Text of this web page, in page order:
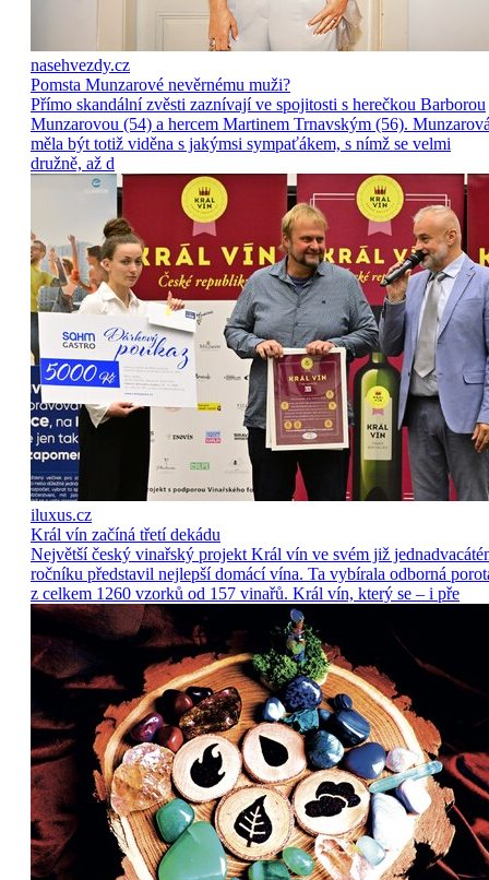
nasehvezdy.cz
Pomsta Munzarové nevěrnému muži?
Přímo skandální zvěsti zaznívají ve spojitosti s herečkou Barborou
Munzarovou (54) a hercem Martinem Trnavským (56).
měla být totiž viděna s jakýmsi sympaťákem, s nímž se velmi
družně, až d
iluxus.cz
Král vín začíná třetí dekádu
Největší český vinařský projekt Král vín ve svém již
ročníku představil nejlepší domácí vína. Ta vybírala odborná
z celkem 1260 vzorků od 157 vinařů. Král vín, který se – i pře